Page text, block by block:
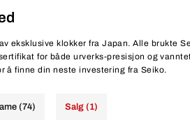
eksklusive klokker fra Japan. Alle brukte
for både urverks-presisjon og
å finne din neste investering fra Seiko.
(74) Salg (1)